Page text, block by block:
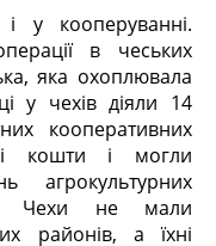
у кооперуванні.
в чеських
яка охоплювала
у чехів діяли 14
кооперативних
кошти і могли
агрокультурних
Чехи не мали
районів, а їхні